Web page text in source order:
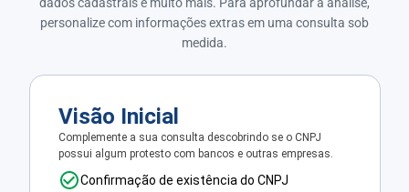
personalize com informações extras em uma consulta sob
medida.
Visão Inicial
Complemente a sua consulta descobrindo se o CNPJ
possui algum protesto com bancos e outras empresas.
Confirmação de existência do CNPJ